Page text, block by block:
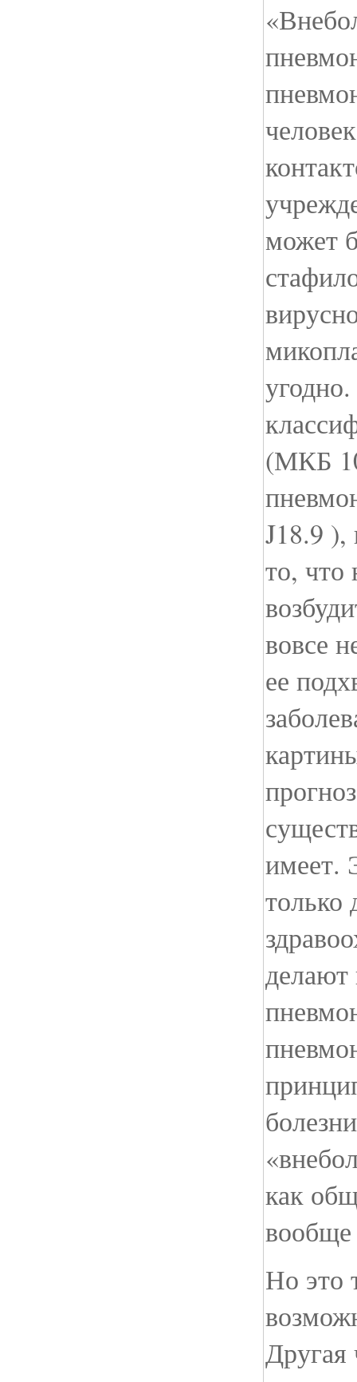
может
(МКБ
J18.9 ),
то, что
вовсе
ее
имеет.
только
делают
как
вообще
Но это
Другая